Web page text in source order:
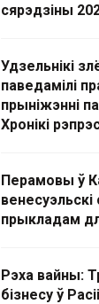
сярэдзіны
Удзельнікі
паведамілі
прыніжэнні
Хронікі
Перамовы ў
прыкладам
Рэха вайны:
бізнесу ў